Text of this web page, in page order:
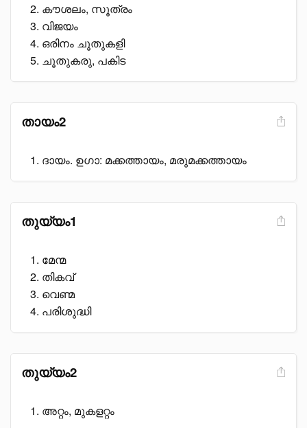
കൗശലം, സൂത്രം
വിജയം
ഒരിനം ചൂതുകളി
ചൂതുകരു, പകിട
തായം2
ദായം. ഉഗാ: മക്കത്തായം, മരുമക്കത്തായം
തുയ്യം1
മേന്മ
തികവ്
വെണ്മ
പരിശുദ്ധി
തുയ്യം2
അറ്റം, മുകളറ്റം